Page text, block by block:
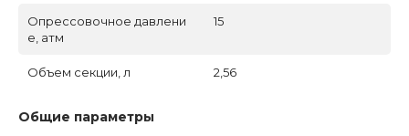
Опрессовочное давлени
е, атм
15
Объем секции, л 2,56
Общие параметры